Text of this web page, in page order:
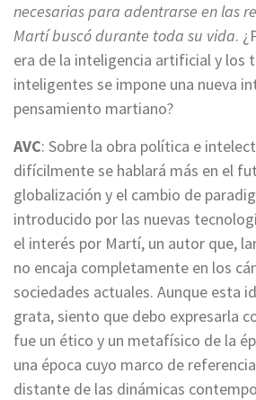
necesarias para adentrarse en las
Martí buscó durante toda su vida.
era de la inteligencia artificial y los
inteligentes se impone una nueva
pensamiento martiano?
AVC: Sobre la obra política e
difícilmente se hablará más en el
globalización y el cambio de
introducido por las nuevas
el interés por Martí, un autor que,
no encaja completamente en los
sociedades actuales. Aunque esta
grata, siento que debo expresarla
fue un ético y un metafísico de la
una época cuyo marco de
distante de las dinámicas